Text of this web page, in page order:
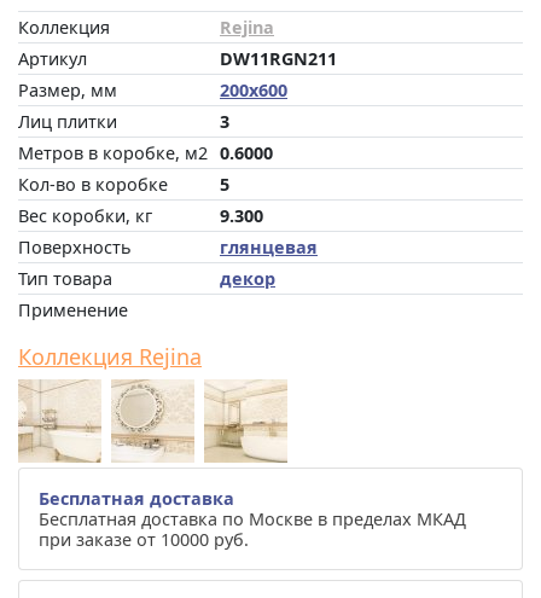
Коллекция
Rejina
Артикул
DW11RGN211
Размер, мм
200x600
Лиц плитки
3
Метров в коробке, м2 0.6000
Кол-во в коробке
5
Вес коробки, кг
9.300
Поверхность
глянцевая
Тип товара
декор
Применение
Коллекция Rejina
Бесплатная доставка
Бесплатная доставка по Москве в пределах МКАД
при заказе от 10000 руб.